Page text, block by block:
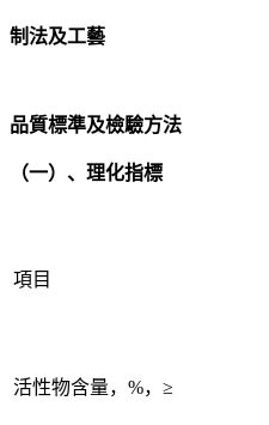
制法及工藝
品質標準及檢驗方法
（一）、理化指標
項目
活性物含量，%，≥